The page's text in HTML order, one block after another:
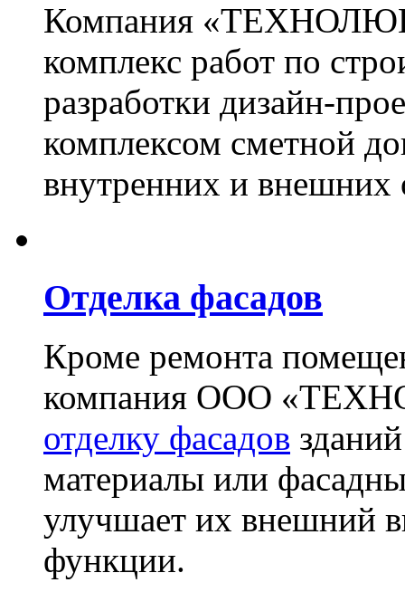
Компания
комплекс работ по
разработки дизайн-
комплексом сметной
внутренних и внешних
Отделка фасадов
Кроме ремонта
компания ООО
отделку фасадов
материалы или
улучшает их внешний
функции.